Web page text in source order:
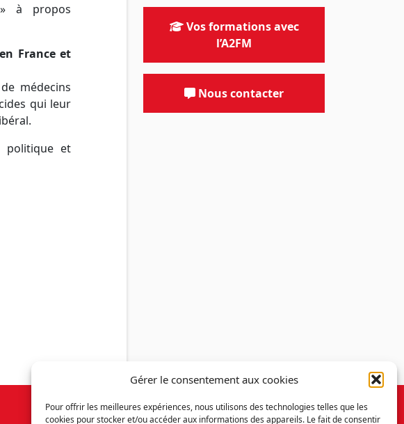
Gérer le consentement aux cookies
Pour offrir les meilleures expériences, nous utilisons des technologies telles que les
cookies pour stocker et/ou accéder aux informations des appareils. Le fait de consentir
à propos
France et
médecins
qui leur
politique et
Vos formations avec
l’A2FM
Nous contacter